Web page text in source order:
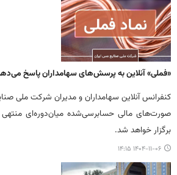
«فملی» آنلاین به پرسش‌های سهامداران پاسخ
کنفرانس آنلاین سهامداران و مدیران شرکت ملی
برگزار خواهد شد.
۱۴۰۴-۱۱-۰۶ ۱۴:۱۵